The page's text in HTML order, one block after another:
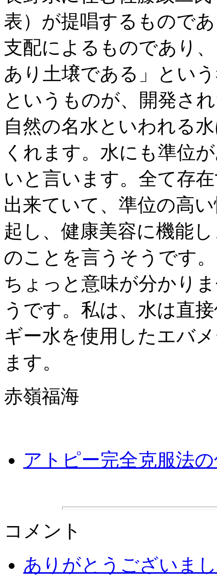
表）が提唱するもので
支配によるものであり
あり土壌である」とい
というものが、開発さ
自然の名水といわれる
くれます。水にも準位
いと言います。全て存
出来ていて、準位の高
起し、健康美容に機能
のことを言うそうです。
ちょっと意味が分かり
うです。私は、水は直
ギー水を使用したエバ
ます。
赤嶺福海
アトピー完全克服法
コメント
ありがとうございま